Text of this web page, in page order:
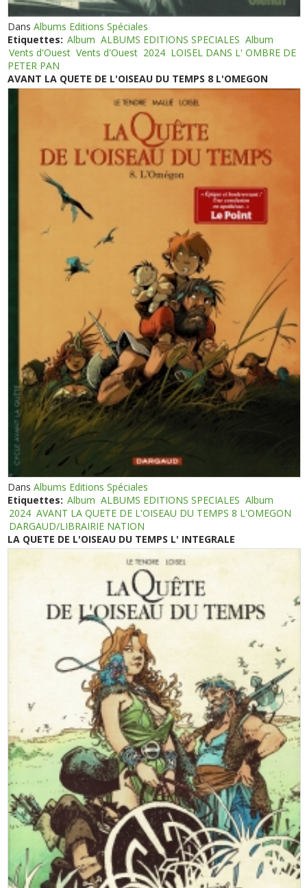
DansAlbums Editions Spéciales
Etiquettes: Album ALBUMS EDITIONS SPECIALES Album
Vents d'Ouest Vents d'Ouest 2024 LOISEL DANS L' OMBRE DE
PETER PAN
AVANT LA QUETE DE L'OISEAU DU TEMPS 8 L'OMEGON
DansAlbums Editions Spéciales
Etiquettes: Album ALBUMS EDITIONS SPECIALES Album
2024 AVANT LA QUETE DE L'OISEAU DU TEMPS 8 L'OMEGON
DARGAUD/LIBRAIRIE NATION
LA QUETE DE L'OISEAU DU TEMPS L' INTEGRALE